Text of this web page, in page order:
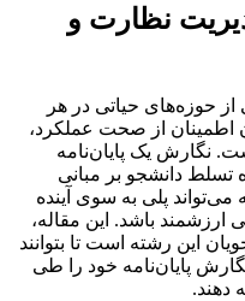
نظارت و
حوزه‌های حیاتی در هر
از صحت عملکرد،
نگارش یک پایان‌نامه
تسلط دانشجو بر مبانی
پلی به سوی آینده
باشد. این مقاله،
این رشته است تا بتوانند
پایان‌نامه خود را طی
دهند.